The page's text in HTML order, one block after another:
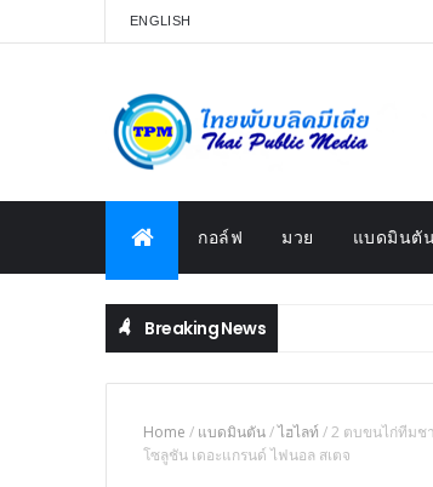
ENGLISH
กอล์ฟ มวย แบดมินตั
Breaking News
Home / แบดมินตัน/ไฮไลท์ /2 ตบขนไก่ทีมช
โซลูชัน เดอะแกรนด์ ไฟนอล สเตจ